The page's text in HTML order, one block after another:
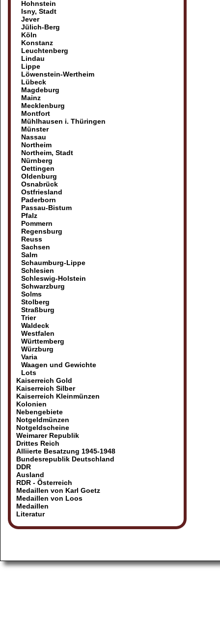
Hohnstein
Isny, Stadt
Jever
Jülich-Berg
Köln
Konstanz
Leuchtenberg
Lindau
Lippe
Löwenstein-Wertheim
Lübeck
Magdeburg
Mainz
Mecklenburg
Montfort
Mühlhausen i. Thüringen
Münster
Nassau
Northeim
Northeim, Stadt
Nürnberg
Oettingen
Oldenburg
Osnabrück
Ostfriesland
Paderborn
Passau-Bistum
Pfalz
Pommern
Regensburg
Reuss
Sachsen
Salm
Schaumburg-Lippe
Schlesien
Schleswig-Holstein
Schwarzburg
Solms
Stolberg
Straßburg
Trier
Waldeck
Westfalen
Württemberg
Würzburg
Varia
Waagen und Gewichte
Lots
Kaiserreich Gold
Kaiserreich Silber
Kaiserreich Kleinmünzen
Kolonien
Nebengebiete
Notgeldmünzen
Notgeldscheine
Weimarer Republik
Drittes Reich
Alliierte Besatzung 1945-1948
Bundesrepublik Deutschland
DDR
Ausland
RDR - Österreich
Medaillen von Karl Goetz
Medaillen von Loos
Medaillen
Literatur